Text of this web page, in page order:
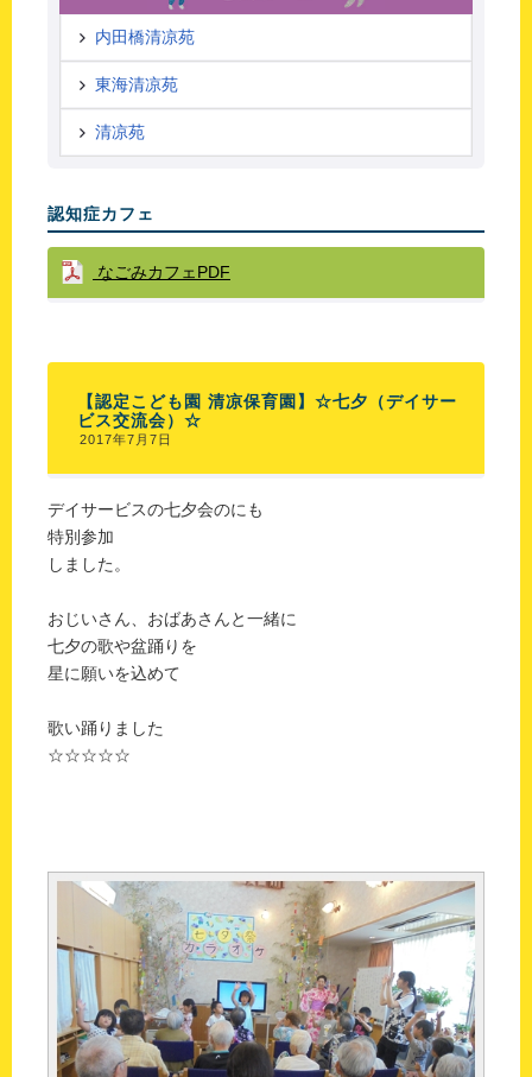
内田橋清凉苑
東海清凉苑
清凉苑
認知症カフェ
なごみカフェPDF
【認定こども園 清凉保育園】☆七夕（デイサー
ビス交流会）☆
2017年7月7日
デイサービスの七夕会のにも
特別参加
しました。
おじいさん、おばあさんと一緒に
七夕の歌や盆踊りを
星に願いを込めて
歌い踊りました
☆☆☆☆☆